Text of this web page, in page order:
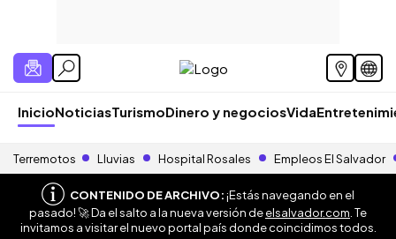
InicioNoticiasTurismoDinero y negociosVida
Terremotos Lluvias Hospital Rosales Empleos El Salvador
CONTENIDO DE ARCHIVO:¡Estás navegando en el
pasado! 🚀 Da el salto a la nueva versión deelsalvador.com . Te
invitamos a visitar el nuevo portal país donde coincidimos todos.